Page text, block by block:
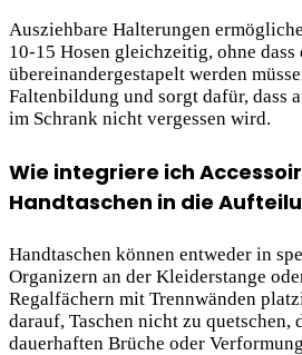
Ausziehbare Halterungen
10-15 Hosen gleichzeitig, ohne dass
übereinandergestapelt werden
Faltenbildung und sorgt dafür, dass
im Schrank nicht vergessen wird.
Wie integriere ich
Handtaschen in die
Handtaschen können entweder in
Organizern an der Kleiderstange
Regalfächern mit Trennwänden
darauf, Taschen nicht zu quetschen,
dauerhaften Brüche oder